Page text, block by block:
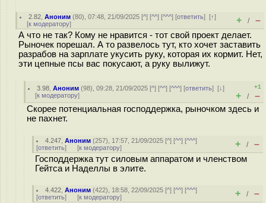
2.82 ,Аноним (80), 07:48, 21/09/2025 [^] [^^] [^^^] [ответить][↑]
[к модератору] + / –
А что не так? Кому не нравится - тот свой проект делает.
Рыночек порешал. А то развелось тут, кто хочет заставить
разрабов на зарплате укусить руку, которая их кормит. Нет,
эти цепные псы вас покусают, а руку вылижут.
3.98 ,Аноним (98), 09:28, 21/09/2025 [^] [^^] [^^^] [ответить][↓]
[к модератору]
+1
+ / –
Скорее потенциальная господдержка, рыночком здесь и
не пахнет.
4.247 ,Аноним (257), 17:57, 21/09/2025 [^] [^^] [^^^]
[ответить] [к модератору] + / –
Господдержка тут силовым аппаратом и членством
Гейтса и Наделлы в элите.
4.422 ,Аноним (422), 18:58, 22/09/2025 [^] [^^] [^^^]
[ответить] [к модератору] + / –